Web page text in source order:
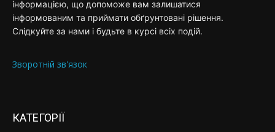
інформацією, що допоможе вам залишатися
інформованим та приймати обґрунтовані рішення.
Слідкуйте за нами і будьте в курсі всіх подій.
Зворотній зв'язок
КАТЕГОРІЇ